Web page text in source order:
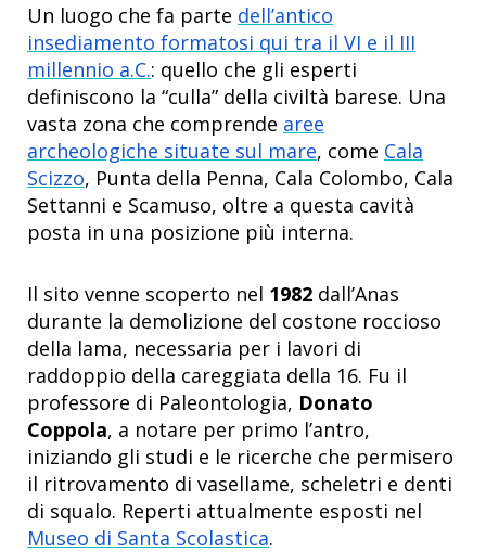
Un luogo che fa parte dell’antico
insediamento formatosi qui tra il VI e il III
millennio a.C.: quello che gli esperti
definiscono la “culla” della civiltà barese. Una
vasta zona che comprende aree
archeologiche situate sul mare, come Cala
Scizzo, Punta della Penna, Cala Colombo, Cala
Settanni e Scamuso, oltre a questa cavità
posta in una posizione più interna.
Il sito venne scoperto nel 1982 dall’Anas
durante la demolizione del costone roccioso
della lama, necessaria per i lavori di
raddoppio della careggiata della 16. Fu il
professore di Paleontologia, Donato
Coppola, a notare per primo l’antro,
iniziando gli studi e le ricerche che permisero
il ritrovamento di vasellame, scheletri e denti
di squalo. Reperti attualmente esposti nel
Museo di Santa Scolastica.